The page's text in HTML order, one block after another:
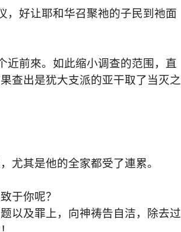
，好让耶和华召聚祂的子民到祂面
近前來。如此缩小调查的范围，直
查出是犹大支派的亚干取了当灭之
尤其是他的全家都受了連累。
于你呢？
以及罪上，向神祷告自洁，除去过